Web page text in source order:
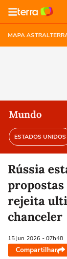
MAPA ASTRAL
Mundo
ESTADOS UNIDOS
Rússia
propostas
rejeita
chanceler
15 jun 2026 - 07h48
Compartilhar